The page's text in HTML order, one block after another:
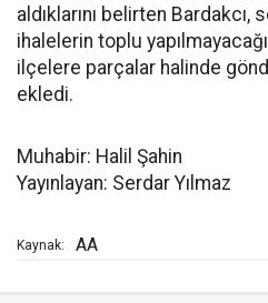
aldıklarını belirten Bardakcı,
ihalelerin toplu
ilçelere parçalar halinde
ekledi.
Muhabir: Halil Şahin
Yayınlayan: Serdar Yılmaz
Kaynak: AA